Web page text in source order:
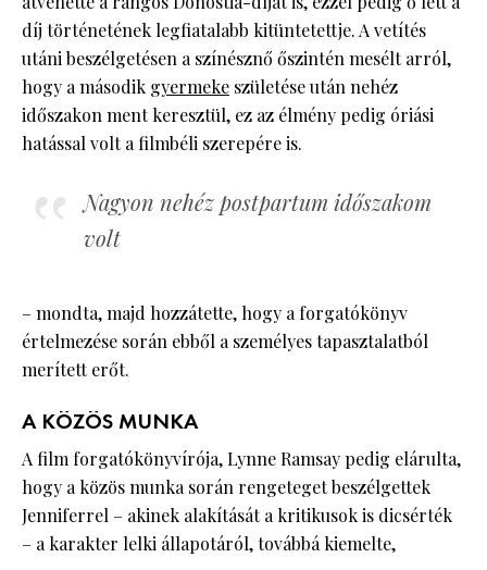
díj történetének legfiatalabb kitüntetettje. A vetítés
utáni beszélgetésen a színésznő őszintén mesélt arról,
hogy a második gyermeke születése után nehéz
időszakon ment keresztül, ez az élmény pedig óriási
hatással volt a filmbéli szerepére is.
Nagyon nehéz postpartum időszakom
volt
– mondta, majd hozzátette, hogy a forgatókönyv
értelmezése során ebből a személyes tapasztalatból
merített erőt.
A KÖZÖS MUNKA
A film forgatókönyvírója, Lynne Ramsay pedig elárulta,
hogy a közös munka során rengeteget beszélgettek
Jenniferrel – akinek alakítását a kritikusok is dicsérték
– a karakter lelki állapotáról, továbbá kiemelte,